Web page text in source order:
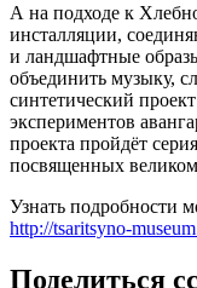
А на подходе к
инсталляции,
и ландшафтные
объединить музыку,
синтетический
экспериментов
проекта пройдёт
посвященных
Узнать подробности
http://tsaritsyno-
Поделиться